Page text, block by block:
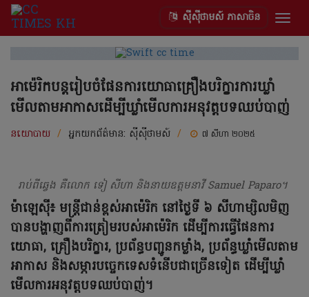
ស៊ីស៊ីថាមស៍ ភាសាចិន
អាម៉េរិកបន្តរៀបចំផែនការយោធាគ្រឿងបរិក្ខារការឃ្លាំ
មើលតាមអាកាសដើម្បីឃ្លាំមើលការអនុវត្តបទឈប់បាញ់
នយោបាយ / អ្នកយកព័ត៌មាន: ស៊ីស៊ីថាមស៍ / ៧ សីហា ២០២៥
រាប់ពីឆ្វេង គឺលោក ទៀ សីហា និងនាយឧត្តមនាវី Samuel Paparo។
ម៉ាឡេស៊ី៖ មន្ត្រីជាន់ខ្ពស់អាម៉េរិក នៅថ្ងៃទី ៦ សីហាម្សិលមិញ
បានបង្ហាញពីការត្រៀមរបស់អាម៉េរិក ដើម្បីការធ្វើផែនការ
យោធា, គ្រឿងបរិក្ខារ, ប្រព័ន្ធបញ្ជូនកម្លាំង, ប្រព័ន្ធឃ្លាំមើលតាម
អាកាស និងសម្ភារបច្ចេកទេសទំនើបជាច្រើនទៀត ដើម្បីឃ្លាំ
មើលការអនុវត្តបទឈប់បាញ់។